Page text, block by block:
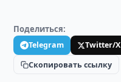
Поделиться:
Telegram Twitter/X
Скопировать ссылку